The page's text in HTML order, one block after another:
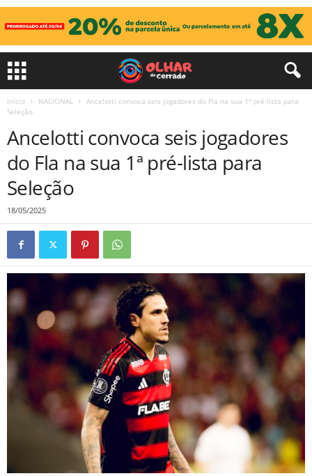
Início NACIONAL
Ancelotti convoca seis jogadores do Fla na sua 1ª pré-lista para
Seleção
Ancelotti convoca seis jogadores
do Fla na sua 1ª pré-lista para
Seleção
18/05/2025